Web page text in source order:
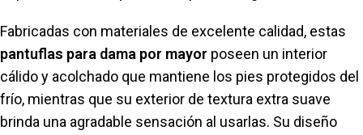
Fabricadas con materiales de excelente calidad, estas
pantuflas para dama por mayor poseen un interior
cálido y acolchado que mantiene los pies protegidos del
frío, mientras que su exterior de textura extra suave
brinda una agradable sensación al usarlas. Su diseño